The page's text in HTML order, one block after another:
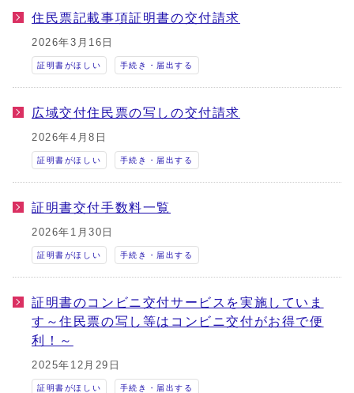
住民票記載事項証明書の交付請求
2026年3月16日
証明書がほしい 手続き・届出する
広域交付住民票の写しの交付請求
2026年4月8日
証明書がほしい 手続き・届出する
証明書交付手数料一覧
2026年1月30日
証明書がほしい 手続き・届出する
証明書のコンビニ交付サービスを実施していま
す～住民票の写し等はコンビニ交付がお得で便
利！～
2025年12月29日
証明書がほしい 手続き・届出する